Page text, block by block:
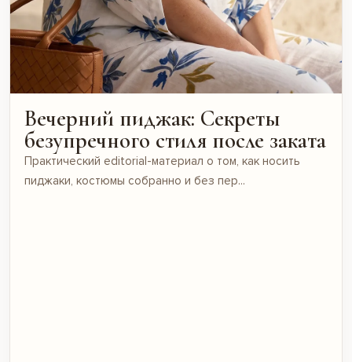
Вечерний пиджак: Секреты
безупречного стиля после заката
Практический editorial-материал о том, как носить
пиджаки, костюмы собранно и без пер...